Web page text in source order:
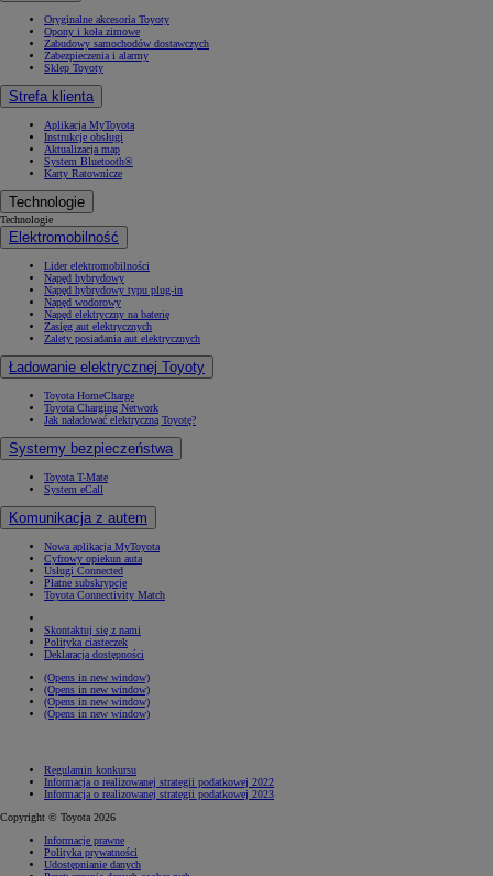
Oryginalne akcesoria Toyoty
Opony i koła zimowe
Zabudowy samochodów dostawczych
Zabezpieczenia i alarmy
Sklep Toyoty
Strefa klienta
Aplikacja MyToyota
Instrukcje obsługi
Aktualizacja map
System Bluetooth®
Karty Ratownicze
Technologie
Technologie
Elektromobilność
Lider elektromobilności
Napęd hybrydowy
Napęd hybrydowy typu plug-in
Napęd wodorowy
Napęd elektryczny na baterię
Zasięg aut elektrycznych
Zalety posiadania aut elektrycznych
Ładowanie elektrycznej Toyoty
Toyota HomeCharge
Toyota Charging Network
Jak naładować elektryczną Toyotę?
Systemy bezpieczeństwa
Toyota T-Mate
System eCall
Komunikacja z autem
Nowa aplikacja MyToyota
Cyfrowy opiekun auta
Usługi Connected
Płatne subskrypcje
Toyota Connectivity Match
Skontaktuj się z nami
Polityka ciasteczek
Deklaracja dostępności
(Opens in new window)
(Opens in new window)
(Opens in new window)
(Opens in new window)
Regulamin konkursu
Informacja o realizowanej strategii podatkowej 2022
Informacja o realizowanej strategii podatkowej 2023
Copyright © Toyota 2026
Informacje prawne
Polityka prywatności
Udostępnianie danych